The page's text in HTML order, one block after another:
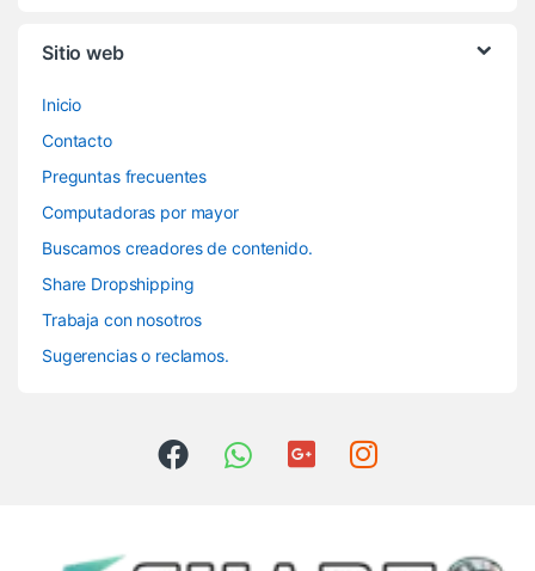
Sitio web
Inicio
Contacto
Preguntas frecuentes
Computadoras por mayor
Buscamos creadores de contenido.
Share Dropshipping
Trabaja con nosotros
Sugerencias o reclamos.